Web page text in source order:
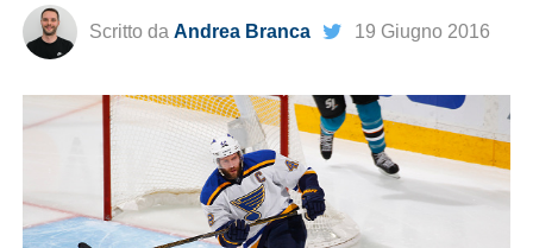
Scritto da Andrea Branca 19 Giugno 2016